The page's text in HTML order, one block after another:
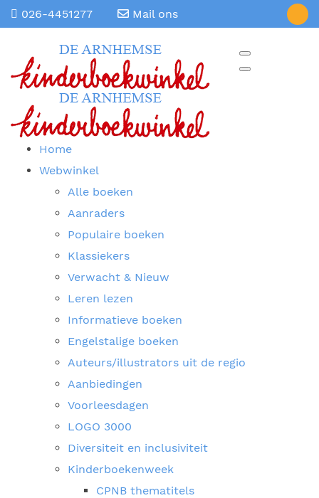
026-4451277 Mail ons
Home
Webwinkel
Alle boeken
Aanraders
Populaire boeken
Klassiekers
Verwacht & Nieuw
Leren lezen
Informatieve boeken
Engelstalige boeken
Auteurs/illustrators uit de regio
Aanbiedingen
Voorleesdagen
LOGO 3000
Diversiteit en inclusiviteit
Kinderboekenweek
CPNB thematitels